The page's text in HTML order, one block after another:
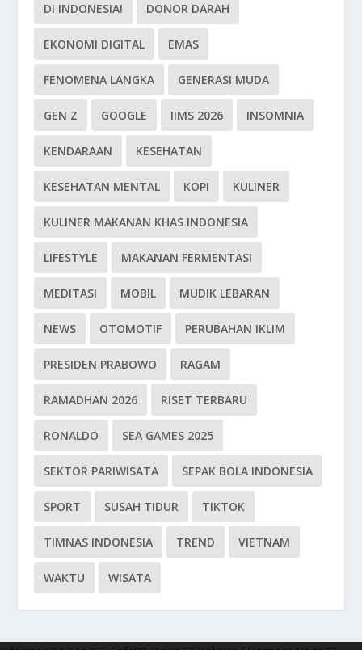
DI INDONESIA! DONOR DARAH
EKONOMI DIGITAL EMAS
FENOMENA LANGKA GENERASI MUDA
GEN Z GOOGLE IIMS 2026 INSOMNIA
KENDARAAN KESEHATAN
KESEHATAN MENTAL KOPI KULINER
KULINER MAKANAN KHAS INDONESIA
LIFESTYLE MAKANAN FERMENTASI
MEDITASI MOBIL MUDIK LEBARAN
NEWS OTOMOTIF PERUBAHAN IKLIM
PRESIDEN PRABOWO RAGAM
RAMADHAN 2026 RISET TERBARU
RONALDO SEA GAMES 2025
SEKTOR PARIWISATA SEPAK BOLA INDONESIA
SPORT SUSAH TIDUR TIKTOK
TIMNAS INDONESIA TREND VIETNAM
WAKTU WISATA